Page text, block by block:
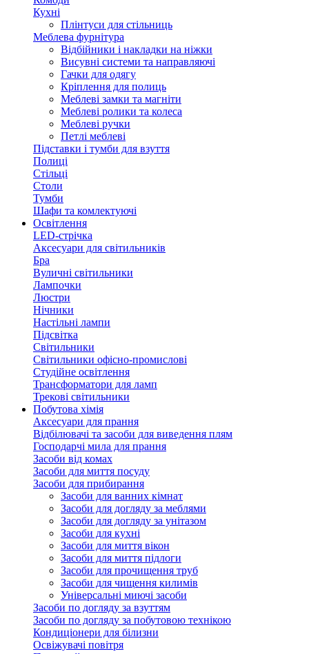
Кухні
Плінтуси для стільниць
Меблева фурнітура
Відбійники і накладки на ніжки
Висувні системи та направляючі
Гачки для одягу
Кріплення для полиць
Меблеві замки та магніти
Меблеві ролики та колеса
Меблеві ручки
Петлі меблеві
Підставки і тумби для взуття
Полиці
Стільці
Столи
Тумби
Шафи та комлектуючі
Освітлення
LED-стрічка
Аксесуари для світильників
Бра
Вуличні світильники
Лампочки
Люстри
Нічники
Настільні лампи
Підсвітка
Світильники
Світильники офісно-промислові
Студійне освітлення
Трансформатори для ламп
Трекові світильники
Побутова хімія
Аксесуари для прання
Відбілювачі та засоби для виведення плям
Господарчі мила для прання
Засоби від комах
Засоби для миття посуду
Засоби для прибирання
Засоби для ванних кімнат
Засоби для догляду за меблями
Засоби для догляду за унітазом
Засоби для кухні
Засоби для миття вікон
Засоби для миття підлоги
Засоби для прочищення труб
Засоби для чищення килимів
Універсальні миючі засоби
Засоби по догляду за взуттям
Засоби по догляду за побутовою технікою
Кондиціонери для білизни
Освіжувачі повітря